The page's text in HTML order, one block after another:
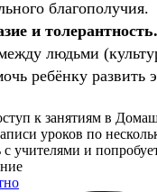
благополучия.
и толерантность.
людьми
ребёнку развить
к занятиям в
уроков по
с учителями и